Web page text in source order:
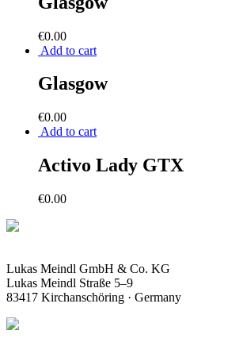
€0.00
Add to cart
Glasgow
€0.00
Add to cart
Activo Lady GTX
€0.00
Lukas Meindl GmbH & Co. KG
Lukas Meindl Straße 5–9
83417 Kirchanschöring · Germany